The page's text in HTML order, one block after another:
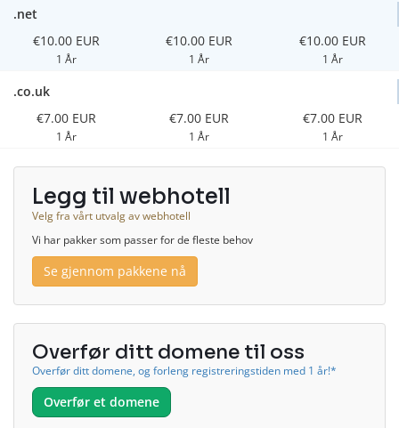
.net
€10.00 EUR
1 År
€10.00 EUR
1 År
€10.00 EUR
1 År
.co.uk
€7.00 EUR
1 År
€7.00 EUR
1 År
€7.00 EUR
1 År
Legg til webhotell
Velg fra vårt utvalg av webhotell
Vi har pakker som passer for de fleste behov
Se gjennom pakkene nå
Overfør ditt domene til oss
Overfør ditt domene, og forleng registreringstiden med 1 år!*
Overfør et domene